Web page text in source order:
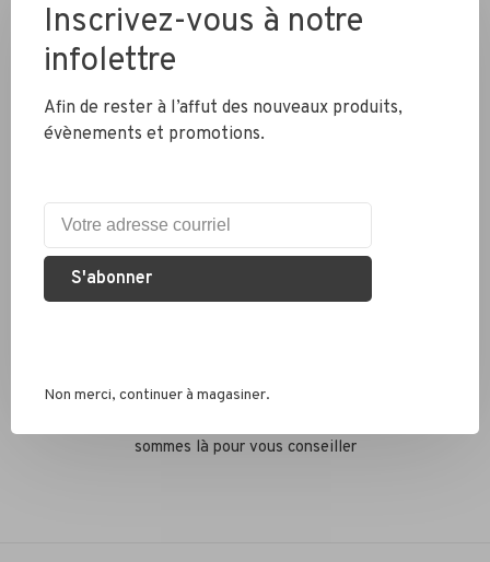
Livraison partout au Canada
Nous recyclons les pneus, chambres à air et métaux
Services conseil
sommes là pour vous conseiller
Inscrivez-vous à notre
infolettre
Afin de rester à l’affut des nouveaux produits,
évènements et promotions.
S'abonner
Non merci, continuer à magasiner.